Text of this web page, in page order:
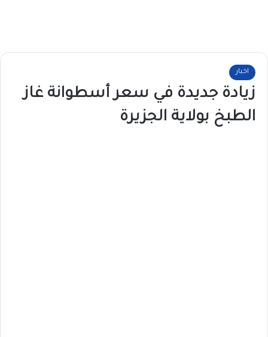
اخبار
زيادة جديدة في سعر أسطوانة غاز
الطبخ بولاية الجزيرة